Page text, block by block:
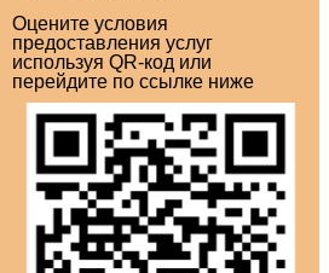
Оцените условия
предоставления услуг
используя QR-код или
перейдите по ссылке ниже